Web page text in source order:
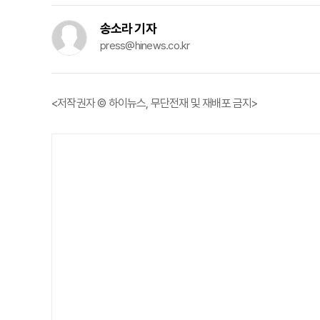
송소라 기자
press@hinews.co.kr
<저작권자 © 하이뉴스, 무단전재 및 재배포 금지>